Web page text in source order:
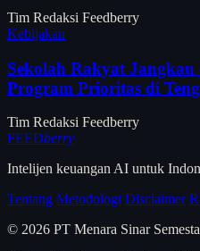
Tim Redaksi Feedberry
Kebijakan
Sekolah Rakyat
Program Prioritas di
Tim Redaksi Feedberry
FEEDberry
Intelijen keuangan AI untuk
Tentang Metodologi Disclaimer
© 2026 PT Menara Sinar